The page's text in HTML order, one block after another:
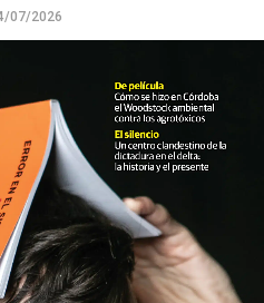
07/2026